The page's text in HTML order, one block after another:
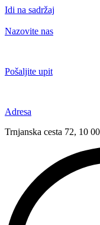
Idi na sadržaj
Nazovite nas
Pošaljite upit
Adresa
Trnjanska cesta 72, 10